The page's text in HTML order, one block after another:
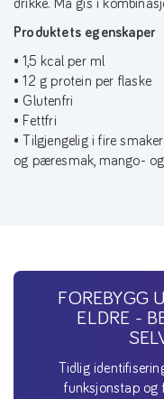
drikke. Må gis i
Produktets egenskaper
• 1,5 kcal per ml
• 12 g protein per flaske
• Glutenfri
• Fettfri
• Tilgjengelig i fire
og pæresmak, mango-
FOREBYGG
ELDRE -
Tidlig
funksjonstap og